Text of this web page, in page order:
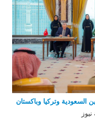
السعودية وتركيا وباكستان